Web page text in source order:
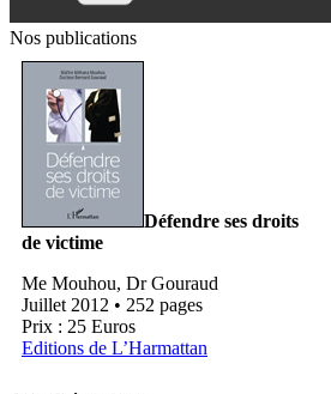
Nos publications
Défendre ses droits
de victime
Me Mouhou, Dr Gouraud
Juillet 2012 • 252 pages
Prix : 25 Euros
Editions de L’Harmattan